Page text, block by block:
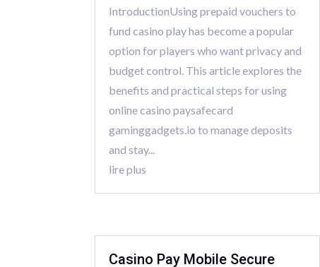
IntroductionUsing prepaid vouchers to
fund casino play has become a popular
option for players who want privacy and
budget control. This article explores the
benefits and practical steps for using
online casino paysafecard
gaminggadgets.io to manage deposits
and stay...
lire plus
Casino Pay Mobile Secure